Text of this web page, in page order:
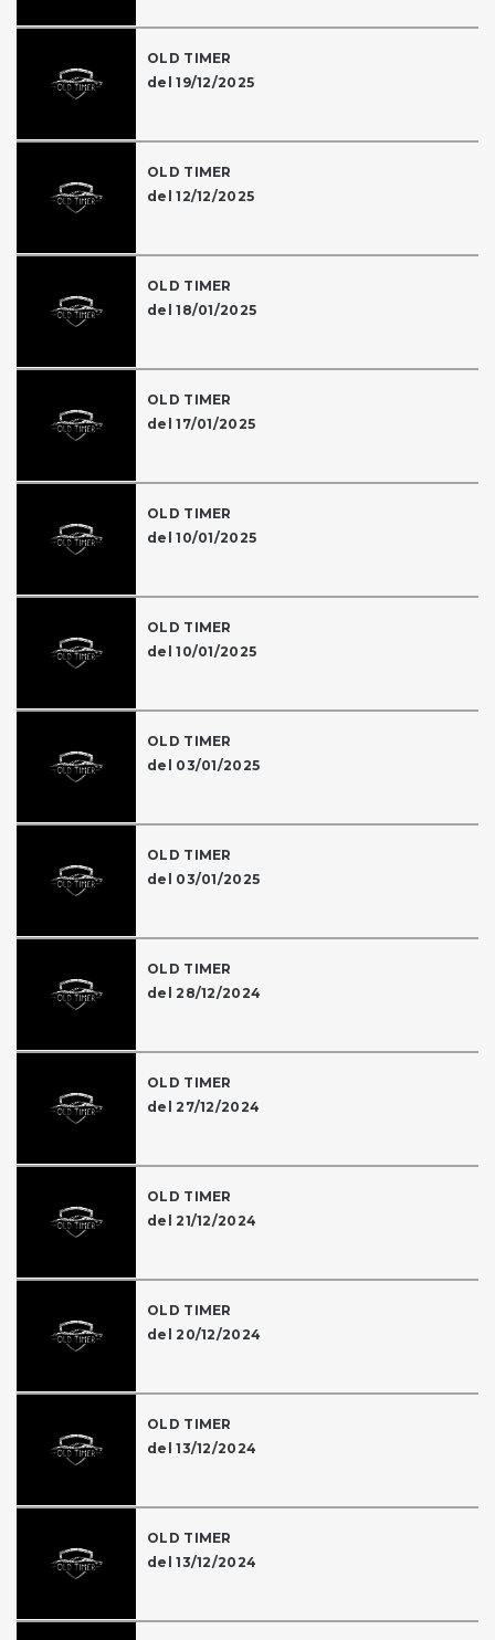
OLD TIMER
del 19/12/2025
OLD TIMER
del 12/12/2025
OLD TIMER
del 18/01/2025
OLD TIMER
del 17/01/2025
OLD TIMER
del 10/01/2025
OLD TIMER
del 10/01/2025
OLD TIMER
del 03/01/2025
OLD TIMER
del 03/01/2025
OLD TIMER
del 28/12/2024
OLD TIMER
del 27/12/2024
OLD TIMER
del 21/12/2024
OLD TIMER
del 20/12/2024
OLD TIMER
del 13/12/2024
OLD TIMER
del 13/12/2024